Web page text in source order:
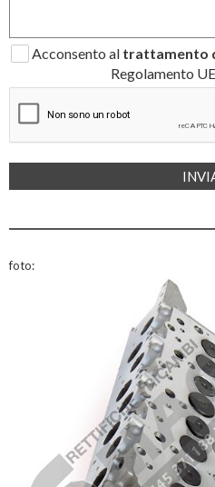
Acconsento al trattamento
Regolamento
foto: